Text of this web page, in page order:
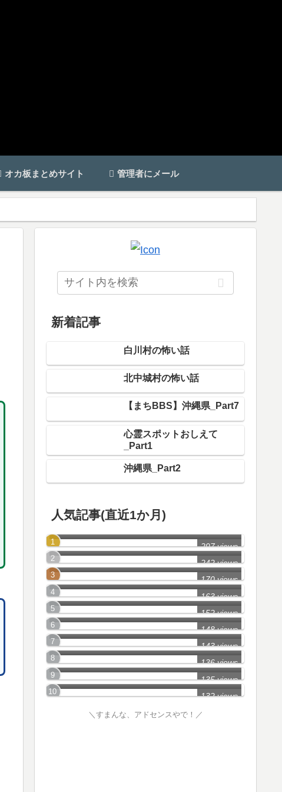
オカ板まとめサイト 管理者にメール
新着記事
白川村の怖い話
北中城村の怖い話
【まちBBS】沖縄県_Part7
心霊スポットおしえて
_Part1
沖縄県_Part2
人気記事(直近1か月)
297 views
世田谷区の怖い話
242 views
大田区の怖い話
170 views
江東区の怖い話
163 views
練馬区の怖い話
152 views
町田市の怖い話
148 views
葛飾区の怖い話
143 views
港区の怖い話
136 views
杉並区の怖い話
135 views
新宿区の怖い話
132 views
＼すまんな、アドセンスやで！／